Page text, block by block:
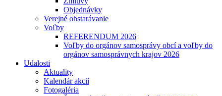
Objednávky
Verejné obstarávanie
Voľby
REFERENDUM 2026
Voľby do orgánov samosprávy obcí a voľby do
orgánov samosprávnych krajov 2026
Udalosti
Aktuality
Kalendár akcií
Fotogaléria